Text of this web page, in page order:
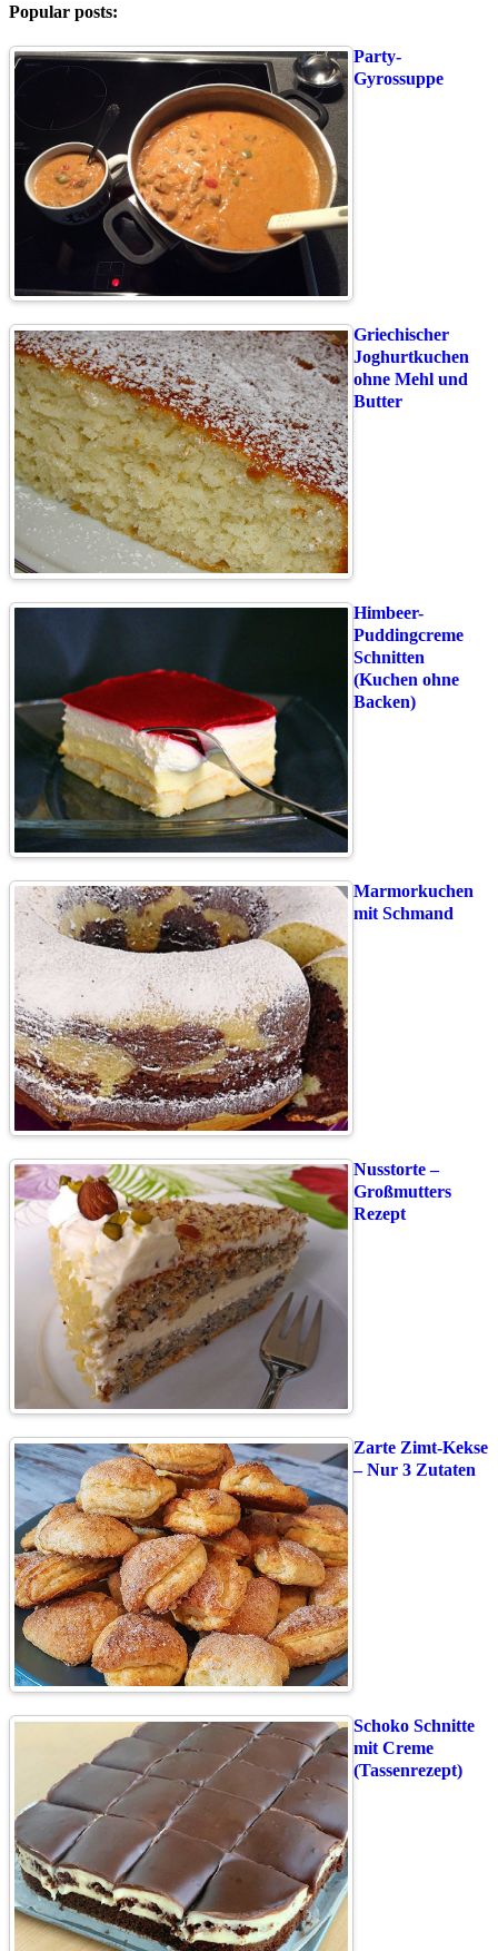
Popular posts:
Party-
Gyrossuppe
Griechischer
Joghurtkuchen
ohne Mehl und
Butter
Himbeer-
Puddingcreme
Schnitten
(Kuchen ohne
Backen)
Marmorkuchen
mit Schmand
Nusstorte –
Großmutters
Rezept
Zarte Zimt-Kekse
– Nur 3 Zutaten
Schoko Schnitte
mit Creme
(Tassenrezept)